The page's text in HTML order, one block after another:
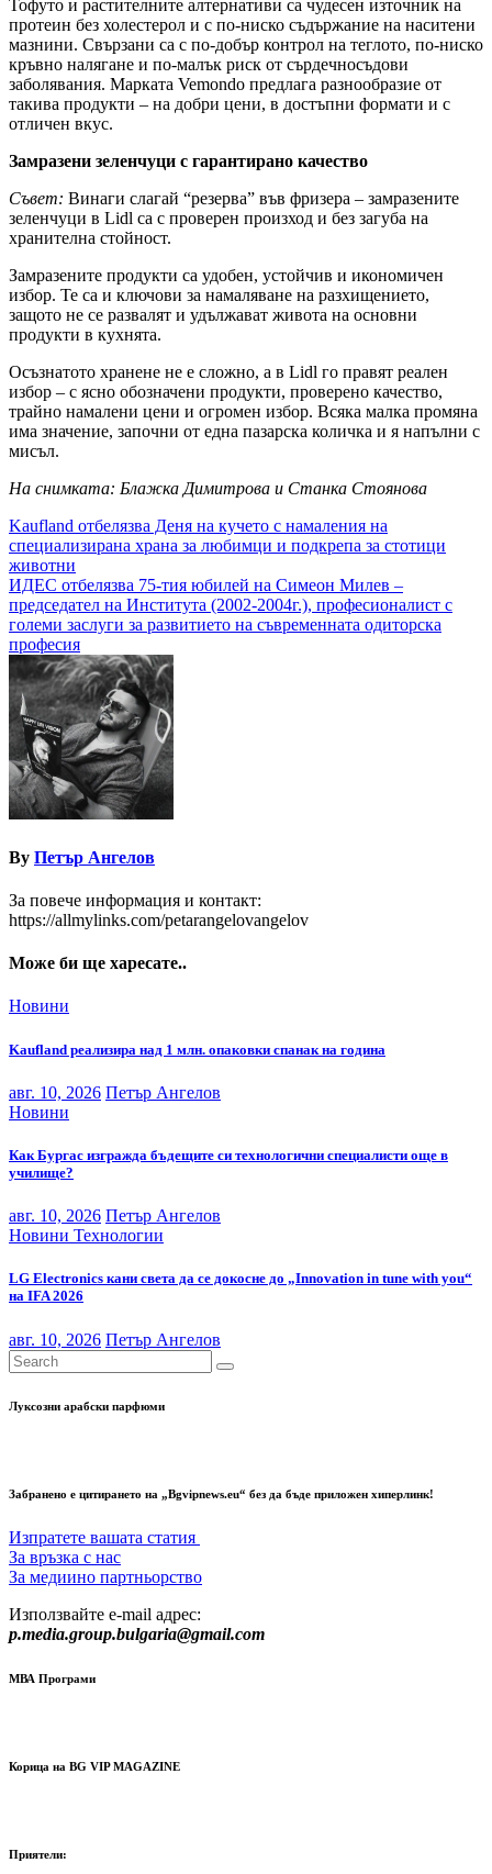
Тофуто и растителните алтернативи са чудесен източник на
протеин без холестерол и с по-ниско съдържание на наситени
мазнини. Свързани са с по-добър контрол на теглото, по-ниско
кръвно налягане и по-малък риск от сърдечносъдови
заболявания. Марката Vemondo предлага разнообразие от
такива продукти – на добри цени, в достъпни формати и с
отличен вкус.
Замразени зеленчуци с гарантирано качество
Съвет: Винаги слагай “резерва” във фризера – замразените
зеленчуци в Lidl са с проверен произход и без загуба на
хранителна стойност.
Замразените продукти са удобен, устойчив и икономичен
избор. Те са и ключови за намаляване на разхищението,
защото не се развалят и удължават живота на основни
продукти в кухнята.
Осъзнатото хранене не е сложно, а в Lidl го правят реален
избор – с ясно обозначени продукти, проверено качество,
трайно намалени цени и огромен избор. Всяка малка промяна
има значение, започни от една пазарска количка и я напълни с
мисъл.
На снимката: Блажка Димитрова и Станка Стоянова
Навигация
Kaufland отбелязва Деня на кучето с намаления на
специализирана храна за любимци и подкрепа за стотици
животни
ИДЕС отбелязва 75-тия юбилей на Симеон Милев –
председател на Института (2002-2004г.), професионалист с
големи заслуги за развитието на съвременната одиторска
професия
By Петър Ангелов
За повече информация и контакт:
https://allmylinks.com/petarangelovangelov
Може би ще харесате..
Новини
Kaufland реализира над 1 млн. опаковки спанак на година
авг. 10, 2026 Петър Ангелов
Новини
Как Бургас изгражда бъдещите си технологични специалисти още в
училище?
авг. 10, 2026 Петър Ангелов
Новини Технологии
LG Electronics кани света да се докосне до „Innovation in tune with you“
на IFA 2026
авг. 10, 2026 Петър Ангелов
Луксозни арабски парфюми
Забранено е цитирането на „Bgvipnews.eu“ без да бъде приложен хиперлинк!
Изпратете вашата статия
За връзка с нас
За медиино партньорство
Използвайте e-mail адрес:
p.media.group.bulgaria@gmail.com
МВА Програми
Корица на BG VIP MAGAZINE
Приятели: